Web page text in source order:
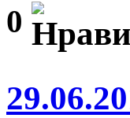
0